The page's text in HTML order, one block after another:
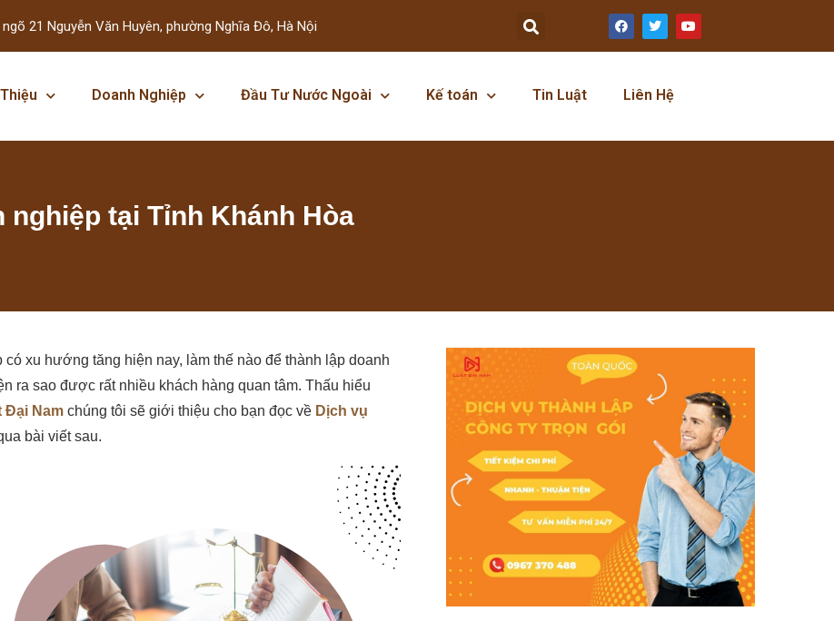
21 Nguyễn Văn Huyên, phường Nghĩa Đô, Hà Nội
Doanh Nghiệp Đầu Tư Nước Ngoài Kế toán Tin Luật Liên Hệ
tại Tỉnh Khánh Hòa
xu hướng tăng hiện nay, làm thế nào để thành lập doanh
ra sao được rất nhiều khách hàng quan tâm. Thấu hiểu
Đại Nam chúng tôi sẽ giới thiệu cho bạn đọc về Dịch vụ
bài viết sau.